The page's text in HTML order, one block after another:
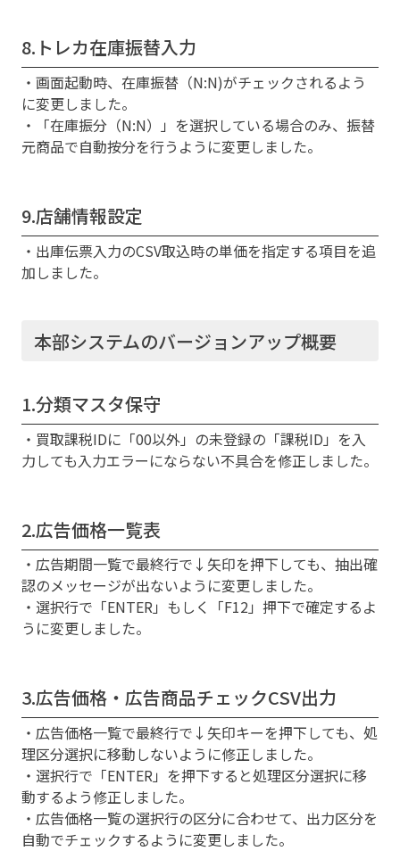
8.トレカ在庫振替入力
・画面起動時、在庫振替（N:N)がチェックされるよう
に変更しました。
・「在庫振分（N:N）」を選択している場合のみ、振替
元商品で自動按分を行うように変更しました。
9.店舗情報設定
・出庫伝票入力のCSV取込時の単価を指定する項目を追
加しました。
本部システムのバージョンアップ概要
1.分類マスタ保守
・買取課税IDに「00以外」の未登録の「課税ID」を入
力しても入力エラーにならない不具合を修正しました。
2.広告価格一覧表
・広告期間一覧で最終行で↓矢印を押下しても、抽出確
認のメッセージが出ないように変更しました。
・選択行で「ENTER」もしく「F12」押下で確定するよ
うに変更しました。
3.広告価格・広告商品チェックCSV出力
・広告価格一覧で最終行で↓矢印キーを押下しても、処
理区分選択に移動しないように修正しました。
・選択行で「ENTER」を押下すると処理区分選択に移
動するよう修正しました。
・広告価格一覧の選択行の区分に合わせて、出力区分を
自動でチェックするように変更しました。